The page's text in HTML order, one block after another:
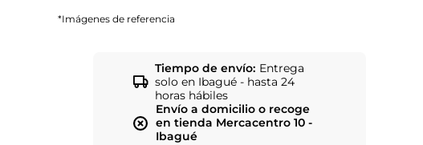
*Imágenes de referencia
Tiempo de envío: Entrega
solo en Ibagué - hasta 24
horas hábiles
Envío a domicilio o recoge
en tienda Mercacentro 10 -
Ibagué